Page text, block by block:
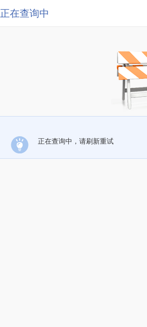
正在查询中
正在查询中，请刷新重试